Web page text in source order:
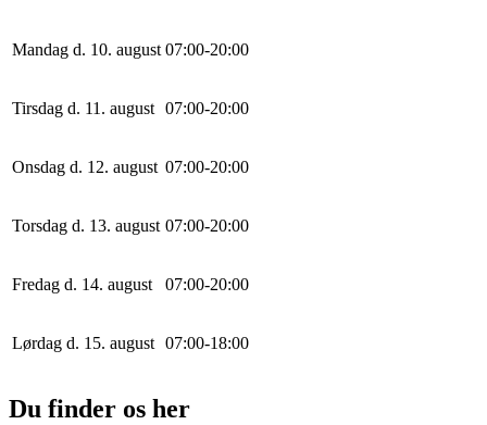
Mandag d. 10. august 07:00-20:00
Tirsdag d. 11. august 07:00-20:00
Onsdag d. 12. august 07:00-20:00
Torsdag d. 13. august 07:00-20:00
Fredag d. 14. august 07:00-20:00
Lørdag d. 15. august 07:00-18:00
Du finder os her